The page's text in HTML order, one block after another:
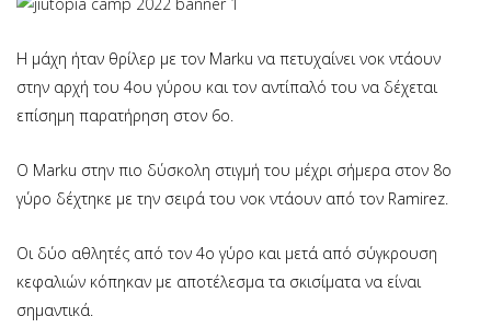
H μάχη ήταν θρίλερ με τον Marku να πετυχαίνει νοκ ντάουν
στην αρχή του 4ου γύρου και τον αντίπαλό του να δέχεται
επίσημη παρατήρηση στον 6ο.
Ο Marku στην πιο δύσκολη στιγμή του μέχρι σήμερα στον 8ο
γύρο δέχτηκε με την σειρά του νοκ ντάουν από τον Ramirez.
Οι δύο αθλητές από τον 4ο γύρο και μετά από σύγκρουση
κεφαλιών κόπηκαν με αποτέλεσμα τα σκισίματα να είναι
σημαντικά.